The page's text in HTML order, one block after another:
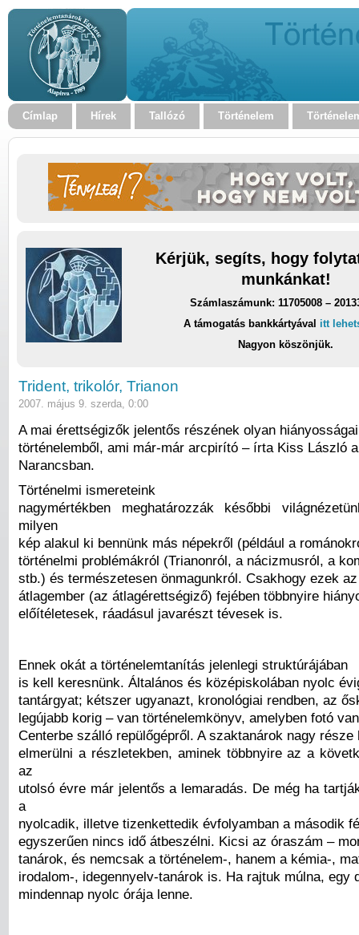
Címlap Hírek Tallózó Történelem
Kérjük, segíts, hogy
munkánkat!
Számlaszámunk: 11705008 –
A támogatás bankkártyával itt
Nagyon köszönjük.
Trident, trikolór, Trianon
2007. május 9. szerda, 0:00
A mai érettségizők jelentős részének olyan
történelemből, ami már-már arcpirító – írta Kiss László
Narancsban.
Történelmi ismereteink
nagymértékben meghatározzák későbbi
milyen
kép alakul ki bennünk más népekről (például a
történelmi problémákról (Trianonról, a nácizmusról, a
stb.) és természetesen önmagunkról. Csakhogy ezek
átlagember (az átlagérettségiző) fejében többnyire
előítéletesek, ráadásul javarészt tévesek is.
Ennek okát a történelemtanítás jelenlegi struktúrájában
is kell keresnünk. Általános és középiskolában nyolc
tantárgyat; kétszer ugyanazt, kronológiai rendben, az
legújabb korig – van történelemkönyv, amelyben fotó
Centerbe szálló repülőgépről. A szaktanárok nagy része
elmerülni a részletekben, aminek többnyire az a
az
utolsó évre már jelentős a lemaradás. De még ha
a
nyolcadik, illetve tizenkettedik évfolyamban a második
egyszerűen nincs idő átbeszélni. Kicsi az óraszám –
tanárok, és nemcsak a történelem-, hanem a kémia-,
irodalom-, idegennyelv-tanárok is. Ha rajtuk múlna, egy
mindennap nyolc órája lenne.